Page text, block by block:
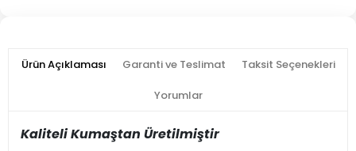
Ürün Açıklaması Garanti ve Teslimat Taksit Seçenekleri
Yorumlar
Kaliteli Kumaştan Üretilmiştir